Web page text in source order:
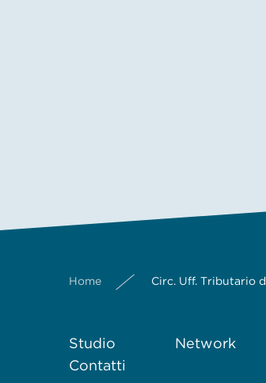
Home Circ. Uff. Tributario
Studio Network
Contatti